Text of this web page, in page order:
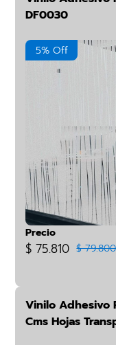
DF0030
5% Off
Precio
$ 75.810 $ 79.800
Vinilo Adhesivo
Cms Hojas